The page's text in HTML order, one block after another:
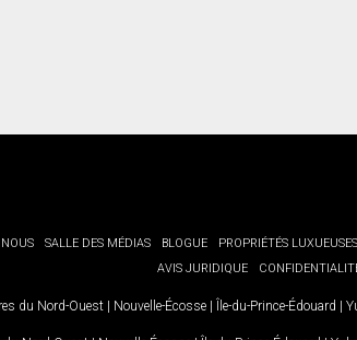
SALLE DES MÉDIAS BLOGUE PROPRIÉTÉS LUXUEUSES
AVIS JURIDIQUE
du Nord-Ouest | Nouvelle-Écosse | Île-du-Prince-Édouard |